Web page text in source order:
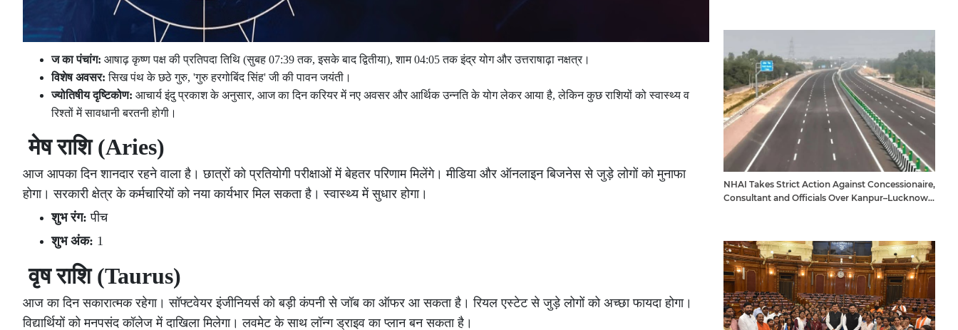
ज का पंचांग: आषाढ़ कृष्ण पक्ष की प्रतिपदा तिथि (सुबह 07:39 तक, इसके बाद द्वितीया), शाम 04:05 तक इंद्र योग और उत्तराषाढ़ा नक्षत्र।
विशेष अवसर: सिख पंथ के छठे गुरु, 'गुरु हरगोबिंद सिंह' जी की पावन जयंती।
ज्योतिषीय दृष्टिकोण: आचार्य इंदु प्रकाश के अनुसार, आज का दिन करियर में नए अवसर और आर्थिक उन्नति के योग लेकर आया है, लेकिन कुछ राशियों को स्वास्थ्य व
रिश्तों में सावधानी बरतनी होगी।
मेष राशि (Aries)
आज आपका दिन शानदार रहने वाला है। छात्रों को प्रतियोगी परीक्षाओं में बेहतर परिणाम मिलेंगे। मीडिया और ऑनलाइन बिजनेस से जुड़े लोगों को मुनाफा
होगा। सरकारी क्षेत्र के कर्मचारियों को नया कार्यभार मिल सकता है। स्वास्थ्य में सुधार होगा।
शुभ रंग: पीच
शुभ अंक: 1
वृष राशि (Taurus)
आज का दिन सकारात्मक रहेगा। सॉफ्टवेयर इंजीनियर्स को बड़ी कंपनी से जॉब का ऑफर आ सकता है। रियल एस्टेट से जुड़े लोगों को अच्छा फायदा होगा।
विद्यार्थियों को मनपसंद कॉलेज में दाखिला मिलेगा। लवमेट के साथ लॉन्ग ड्राइव का प्लान बन सकता है।
NHAI Takes Strict Action Against Concessionaire,
Consultant and Officials Over Kanpur–Lucknow